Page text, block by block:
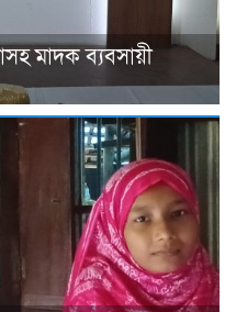
মাদক ব্যবসায়ী